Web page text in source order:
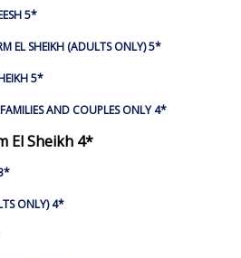
5*
EL SHEIKH (ADULTS ONLY) 5*
5*
AND COUPLES ONLY 4*
El Sheikh 4*
ONLY) 4*